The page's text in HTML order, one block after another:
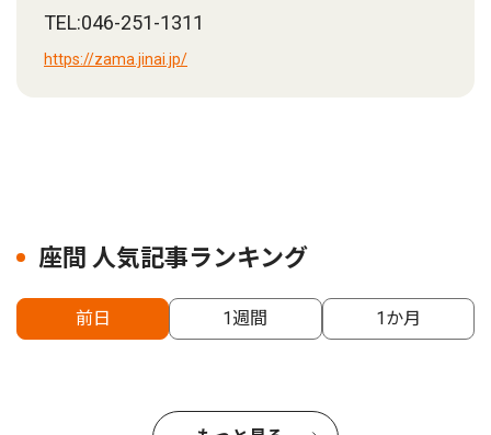
TEL:046-251-1311
https://zama.jinai.jp/
座間 人気記事ランキング
前日 1週間 1か月